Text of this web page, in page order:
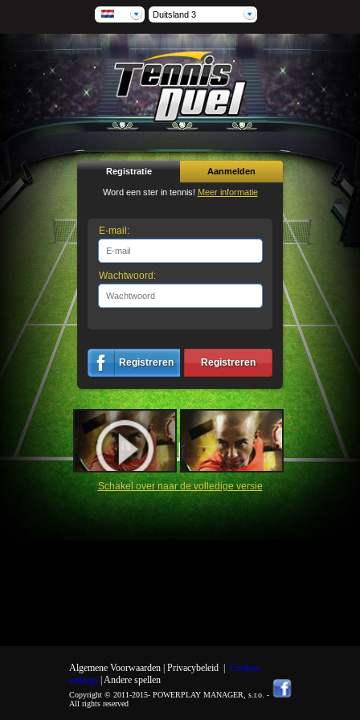
Duitsland 3
Registratie Aanmelden
Word een ster in tennis! Meer informatie
E-mail:
Wachtwoord:
Registreren Registreren
Schakel over naar de volledige versie
Algemene Voorwaarden | Privacybeleid| Cookies
settings | Andere spellen
Copyright © 2011-2015- POWERPLAY MANAGER, s.r.o. -
All rights reserved